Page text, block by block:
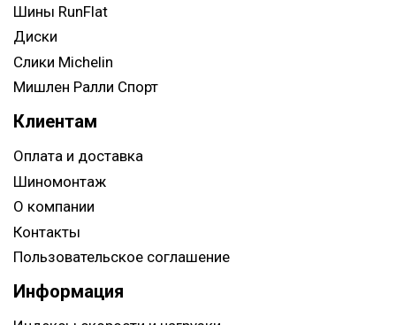
Шины RunFlat
Диски
Слики Michelin
Мишлен Ралли Спорт
Клиентам
Оплата и доставка
Шиномонтаж
О компании
Контакты
Пользовательское соглашение
Информация